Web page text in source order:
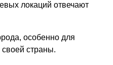
локаций отвечают
особенно для
страны.